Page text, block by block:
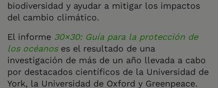
biodiversidad y ayudar a mitigar los impactos
del cambio climático.
El informe 30×30: Guía para la protección de
los océanoses el resultado de una
investigación de más de un año llevada a cabo
por destacados científicos de la Universidad de
York, la Universidad de Oxford y Greenpeace.